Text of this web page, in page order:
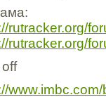
rutracker.org/
rutracker.org/